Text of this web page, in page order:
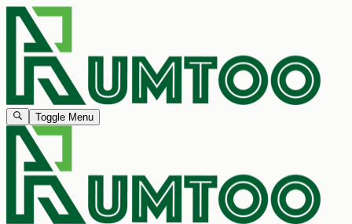
Toggle Menu